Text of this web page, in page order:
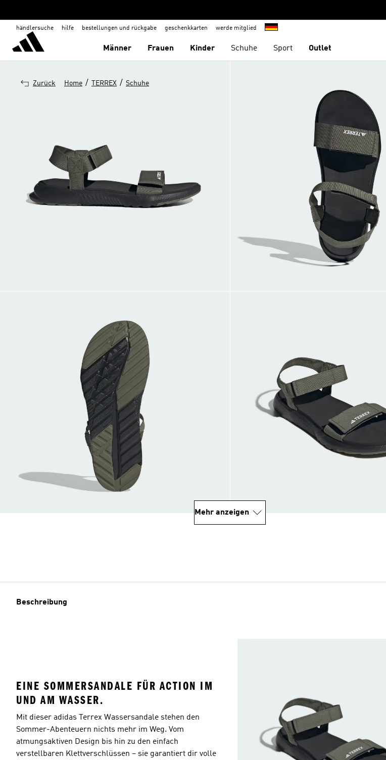
händlersuche hilfe bestellungen und rückgabe geschenkkarten werde mitglied
Männer Frauen Kinder Schuhe Sport Outlet
Zurück Home / TERREX / Schuhe
Mehr anzeigen
Beschreibung
EINE SOMMERSANDALE FÜR ACTION IM
UND AM WASSER.
Mit dieser adidas Terrex Wassersandale stehen den
Sommer-Abenteuern nichts mehr im Weg. Vom
atmungsaktiven Design bis hin zu den einfach
verstellbaren Klettverschlüssen – sie garantiert dir volle